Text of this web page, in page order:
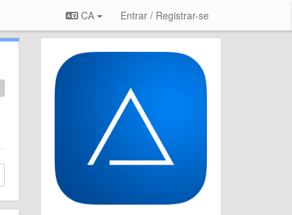
CA Entrar / Registrar-se